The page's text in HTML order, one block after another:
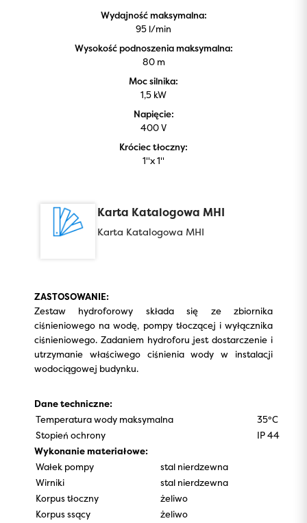
Wydajność maksymalna:
95 l/min
Wysokość podnoszenia maksymalna:
80 m
Moc silnika:
1,5 kW
Napięcie:
400 V
Króciec tłoczny:
1''x 1''
Karta Katalogowa MHI
Karta Katalogowa MHI
ZASTOSOWANIE:
Zestaw hydroforowy składa się ze zbiornika
ciśnieniowego na wodę, pompy tłoczącej i wyłącznika
ciśnieniowego. Zadaniem hydroforu jest dostarczenie i
utrzymanie właściwego ciśnienia wody w instalacji
wodociągowej budynku.
Dane techniczne:
Temperatura wody maksymalna
35°C
Stopień ochrony
IP 44
Wykonanie materiałowe:
Wałek pompy
stal nierdzewna
Wirniki
stal nierdzewna
Korpus tłoczny
żeliwo
Korpus ssący
żeliwo